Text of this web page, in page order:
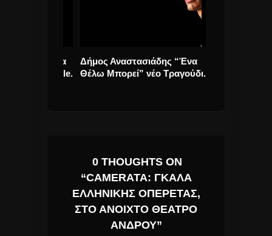
Δήμος Αναστασιάδης “Ένα
Θέλω Μπορεί” νέο Τραγούδι.
0 THOUGHTS ON
“CAMERATA: ΓΚΑΛΆ
ΕΛΛΗΝΙΚΉΣ ΟΠΕΡΈΤΑΣ,
ΣΤΟ ΑΝΟΙΧΤΌ ΘΈΑΤΡΟ
ΆΝΔΡΟΥ”